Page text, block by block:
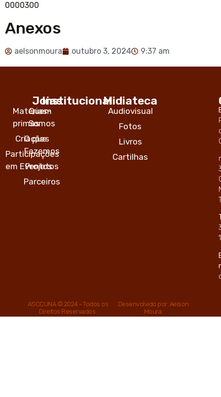
0000300
Anexos
aelsonmoura outubro 3, 2024 9:37 am
Joias
Matérias-
primas
Criações
Participações
em Eventos
Institucional
Quem
Somos
O que
Fazemos
Projetos
Parceiros
Midiateca
Audiovisual
Fotos
Livros
Cartilhas
Desenvolvido por: Aelson
Moura.
ASCCUNA © 2024 - Todos os
Direitos Reservados.